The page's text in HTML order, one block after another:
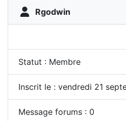
Rgodwin
Statut : Membre
Inscrit le : vendredi 21
Message forums : 0